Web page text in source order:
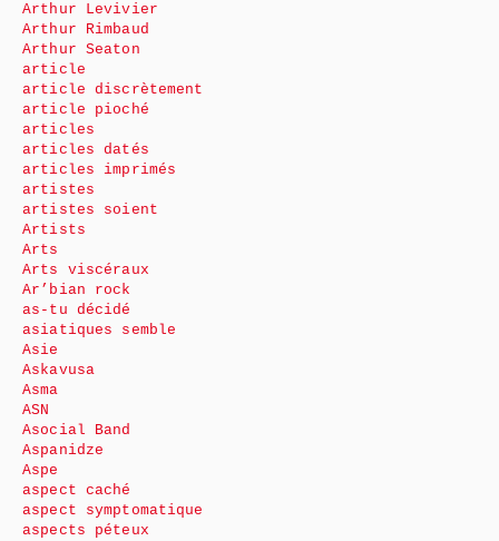
Arthur Levivier
Arthur Rimbaud
Arthur Seaton
article
article discrètement
article pioché
articles
articles datés
articles imprimés
artistes
artistes soient
Artists
Arts
Arts viscéraux
Ar’bian rock
as-tu décidé
asiatiques semble
Asie
Askavusa
Asma
ASN
Asocial Band
Aspanidze
Aspe
aspect caché
aspect symptomatique
aspects péteux